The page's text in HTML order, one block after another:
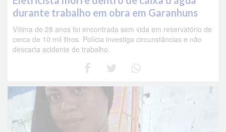
durante trabalho em obra em Garanhuns
Vítima de 28 anos foi encontrada sem vida em reservatório de
cerca de 10 mil litros. Polícia investiga circunstâncias e não
descarta acidente de trabalho.